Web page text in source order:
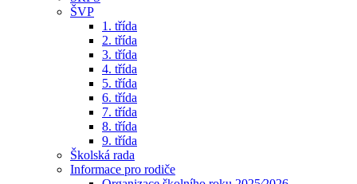
ŠVP
1. třída
2. třída
3. třída
4. třída
5. třída
6. třída
7. třída
8. třída
9. třída
Školská rada
Informace pro rodiče